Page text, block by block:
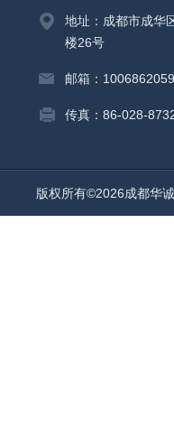
地址：成都市成华
楼26号
邮箱：
传真：86-028-
版权所有©2026成都华